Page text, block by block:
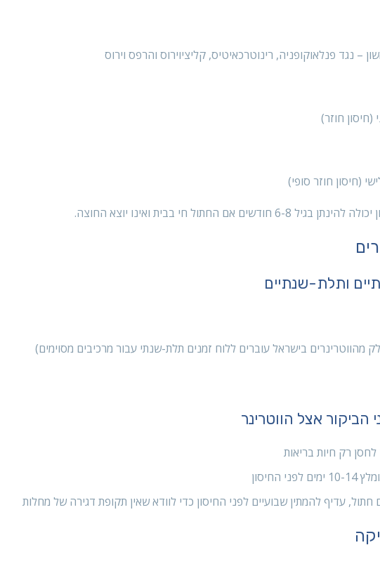
– נגד פנלאוקופניה, רינוטרכאיטיס, קליציוירוס והרפס וירוס
(חיסון חוזר)
(חיסון חוזר סופי)
אם החתול חי בבית ואינו יוצא החוצה.
ותלת-שנתיים
מהווטרינרים בישראל עוברים ללוח זמנים תלת-שנתי עבור מרכיבים מסוימים)
הביקור אצל הווטרינר
לחסן רק חיות בריאות
לפני החיסון
עדיף להמתין שבועיים לפני החיסון כדי לוודא שאין תקופת דגירה של מחלות